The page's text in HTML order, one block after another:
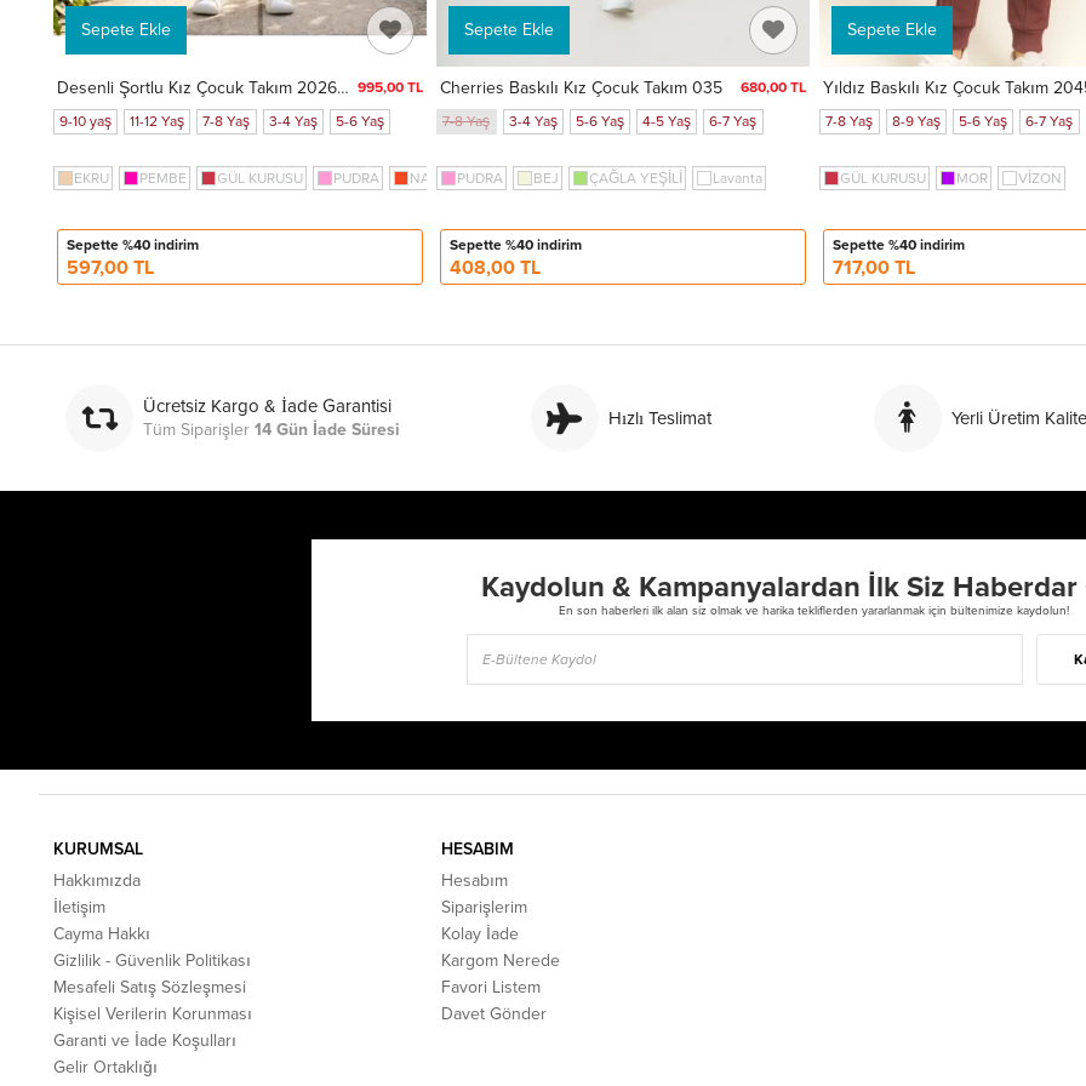
Sepete Ekle
Desenli Şortlu Kız Çocuk Takım 202601 995,00 TL
9-10 yaş
11-12 Yaş 7-8 Yaş 3-4 Yaş 5-6 Yaş
EKRU PEMBE GÜL KURUSU PUDRA NAR ÇİÇEĞİ FUSYA
Sepette %40 indirim
597,00 TL
Sepete Ekle
Cherries Baskılı Kız Çocuk Takım 035
680,00 TL
7-8 Yaş
3-4 Yaş 5-6 Yaş 4-5 Yaş 6-7 Yaş
PUDRA BEJ ÇAĞLA YEŞİLİ Lavanta
Sepette %40 indirim
408,00 TL
Sepete Ekle
Yıldız Baskılı Kız Çocuk Takım
7-8 Yaş
8-9 Yaş 5-6 Yaş 6-7 Yaş
GÜL KURUSU MOR VİZON
Sepette %40 indirim
717,00 TL
Ücretsiz Kargo & İade Garantisi
Tüm Siparişler14 Gün İade Süresi Hızlı Teslimat Yerli Üretim
Kaydolun & Kampanyalardan İlk Siz
En son haberleri ilk alan siz olmak ve harika tekliflerden yararlanmak için bültenimize kaydolun!
KURUMSAL
Hakkımızda
İletişim
Cayma Hakkı
Gizlilik - Güvenlik Politikası
Mesafeli Satış Sözleşmesi
Kişisel Verilerin Korunması
Garanti ve İade Koşulları
Gelir Ortaklığı
HESABIM
Hesabım
Siparişlerim
Kolay İade
Kargom Nerede
Favori Listem
Davet Gönder